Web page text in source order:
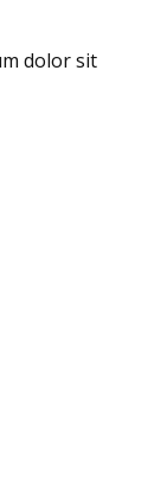
dolor sit